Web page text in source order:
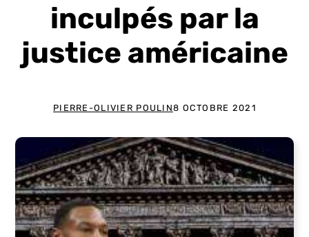
inculpés par la
justice américaine
PIERRE-OLIVIER POULIN8 OCTOBRE 2021